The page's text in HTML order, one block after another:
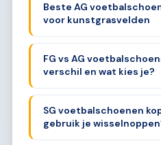
Beste AG
voor kunstgrasvelden
FG vs AG
verschil en wat kies je?
SG voetbalschoenen
gebruik je